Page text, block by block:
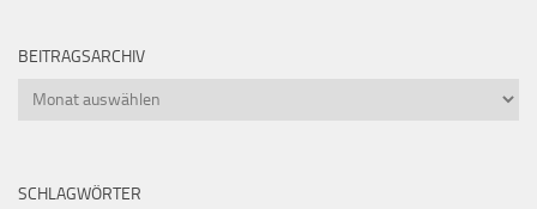
BEITRAGSARCHIV
Beitragsarchiv
SCHLAGWÖRTER